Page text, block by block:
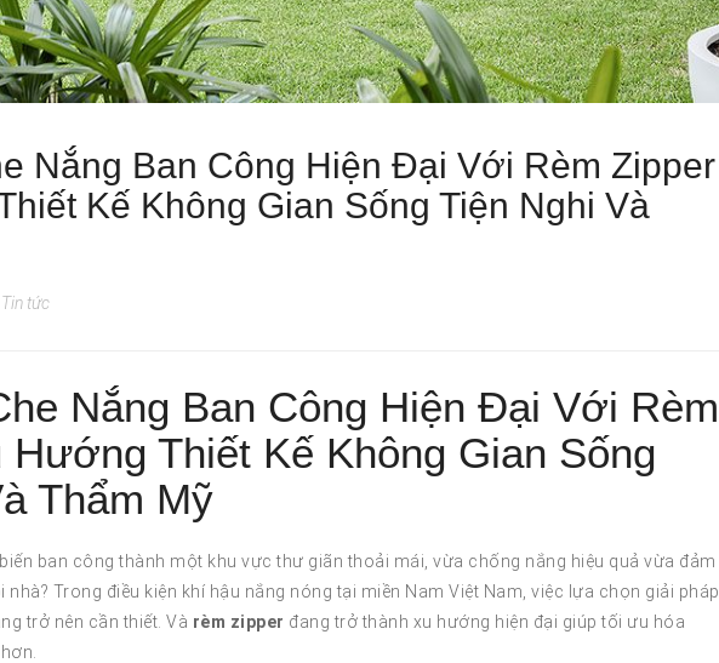
Nắng Ban Công Hiện Đại Với Rèm Zipper
Kế Không Gian Sống Tiện Nghi Và
Tin tức
Nắng Ban Công Hiện Đại Với Rèm
Hướng Thiết Kế Không Gian Sống
Thẩm Mỹ
ban công thành một khu vực thư giãn thoải mái, vừa chống nắng hiệu quả vừa đảm
Trong điều kiện khí hậu nắng nóng tại miền Nam Việt Nam, việc lựa chọn giải pháp
trở nên cần thiết. Và rèm zipper đang trở thành xu hướng hiện đại giúp tối ưu hóa